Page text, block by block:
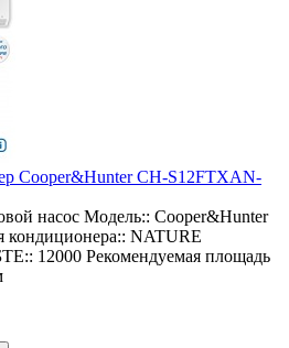
Cooper&Hunter CH-S12FTXAN-
насос Модель:: Cooper&Hunter
кондиционера:: NATURE
12000 Рекомендуемая площадь